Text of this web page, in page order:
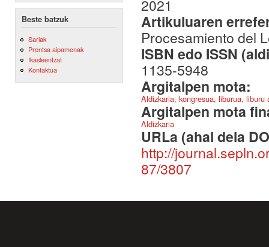
Beste batzuk
Sariak
Prentsa aipamenak
Ikasleentzat
Kontaktua
2021
Artikuluaren
Procesamiento del
ISBN edo ISSN
1135-5948
Argitalpen mota:
Aldizkaria, kongresua, liburua,
Argitalpen mota
Aldizkaria
URLa (ahal dela
http://
87/3807